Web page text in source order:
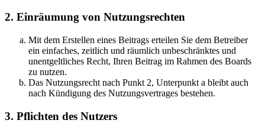
2. Einräumung von Nutzungsrechten
Mit dem Erstellen eines Beitrags erteilen Sie dem Betreiber
ein einfaches, zeitlich und räumlich unbeschränktes und
unentgeltliches Recht, Ihren Beitrag im Rahmen des Boards
zu nutzen.
Das Nutzungsrecht nach Punkt 2, Unterpunkt a bleibt auch
nach Kündigung des Nutzungsvertrages bestehen.
3. Pflichten des Nutzers